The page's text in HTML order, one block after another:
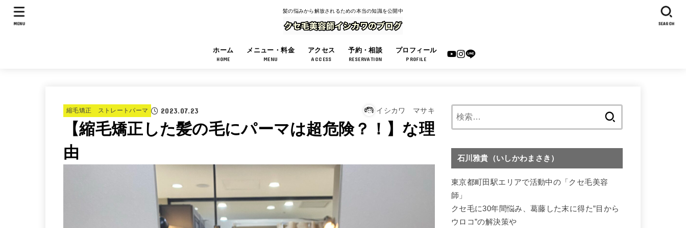
髪の悩みから解放されるための本当の知識を公開中
ホーム
HOME
メニュー・料金
MENU
アクセス
ACCESS
予約・相談
RESERVATION
プロフィール
PROFILE
SEARCH
MENU
縮毛矯正 ストレートパーマ 2023.07.23 イシカワ マサキ
【縮毛矯正した髪の毛にパーマは超危険？！】な理
由
石川雅貴（いしかわまさき）
東京都町田駅エリアで活動中の「クセ毛美容
師」
クセ毛に30年間悩み、葛藤した末に得た”目から
ウロコ”の解決策や